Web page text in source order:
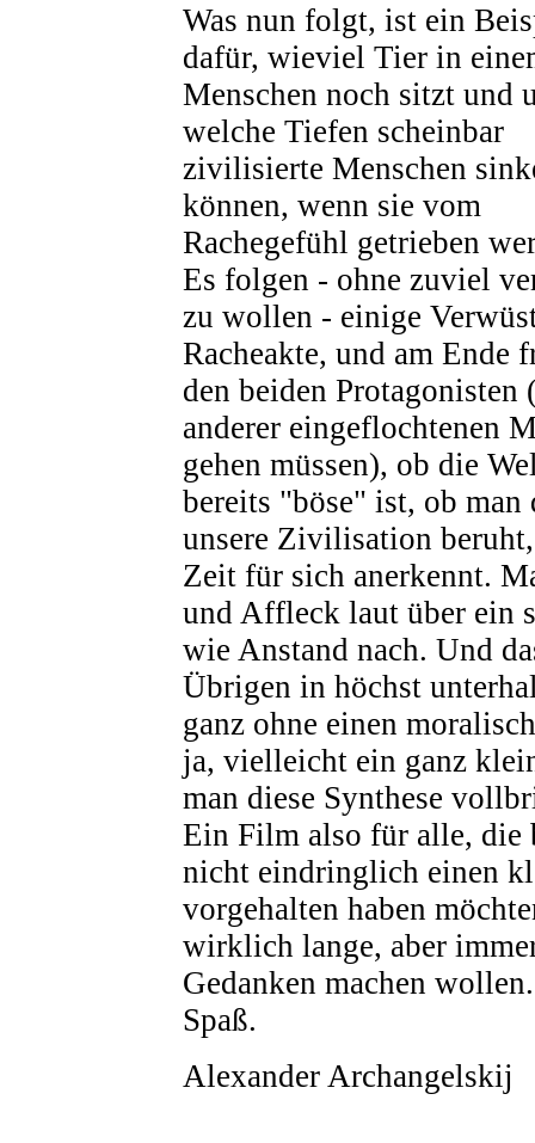
Was nun folgt, ist ein
dafür, wieviel Tier in
Menschen noch sitzt und
welche Tiefen scheinbar
zivilisierte Menschen
können, wenn sie vom
Rachegefühl getrieben
Es folgen - ohne zuviel
zu wollen - einige
Racheakte, und am Ende
den beiden Protagonisten
anderer eingeflochtenen
gehen müssen), ob die
bereits "böse" ist, ob man
unsere Zivilisation
Zeit für sich anerkennt.
und Affleck laut über ein
wie Anstand nach. Und
Übrigen in höchst
ganz ohne einen
ja, vielleicht ein ganz
man diese Synthese
Ein Film also für alle, die
nicht eindringlich einen
vorgehalten haben
wirklich lange, aber
Gedanken machen
Spaß.
Alexander Archangelskij